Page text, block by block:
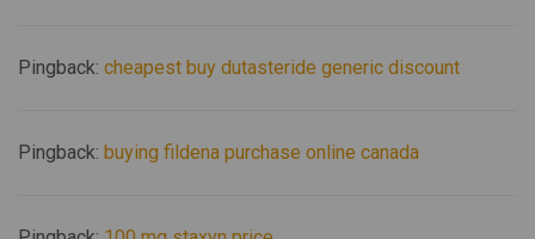
Pingback: cheapest buy dutasteride generic discount
Pingback: buying fildena purchase online canada